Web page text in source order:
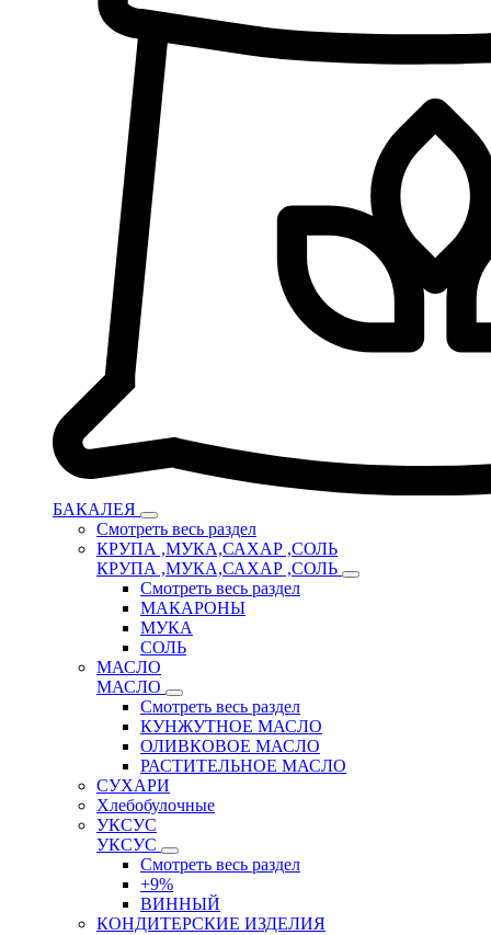
БАКАЛЕЯ
Смотреть весь раздел
КРУПА ,МУКА,САХАР ,СОЛЬ
КРУПА ,МУКА,САХАР ,СОЛЬ
Смотреть весь раздел
МАКАРОНЫ
МУКА
СОЛЬ
МАСЛО
МАСЛО
Смотреть весь раздел
КУНЖУТНОЕ МАСЛО
ОЛИВКОВОЕ МАСЛО
РАСТИТЕЛЬНОЕ МАСЛО
СУХАРИ
Хлебобулочные
УКСУС
УКСУС
Смотреть весь раздел
+9%
ВИННЫЙ
КОНДИТЕРСКИЕ ИЗДЕЛИЯ